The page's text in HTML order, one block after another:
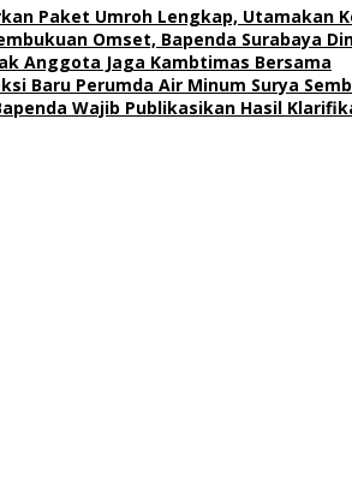
Paket Umroh Lengkap, Utamakan
Omset, Bapenda Surabaya
Anggota Jaga Kambtimas Bersama
Baru Perumda Air Minum Surya
Wajib Publikasikan Hasil